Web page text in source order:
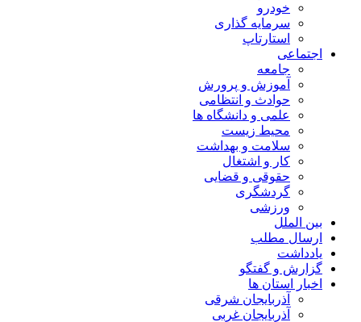
خودرو
سرمایه گذاری
استارتاپ
اجتماعی
جامعه
آموزش و پرورش
حوادث و انتظامی
علمی و دانشگاه ها
محیط زیست
سلامت و بهداشت
کار و اشتغال
حقوقی و قضایی
گردشگری
ورزشی
بین الملل
ارسال مطلب
یادداشت
گزارش و گفتگو
اخبار استان ها
آذربایجان شرقی
آذربایجان غربی